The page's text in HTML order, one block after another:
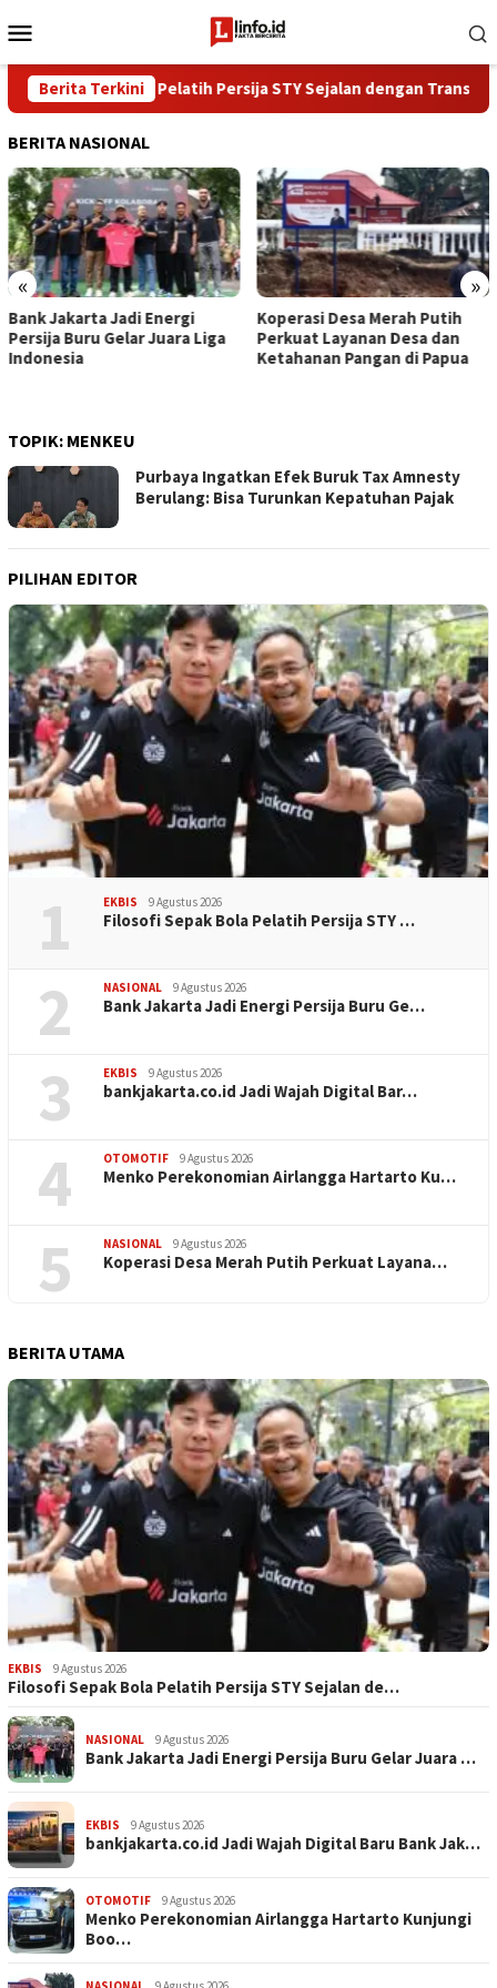
ke
Mobile
Berita Terkini
Sepak Bola Pelatih Persija STY Sejalan dengan
BERITA NASIONAL
« »
Jakarta Jadi Energi
Buru Gelar Juara Liga
Koperasi Desa Merah Putih
Perkuat Layanan Desa dan
Ketahanan Pangan di Papua
TOPIK: MENKEU
Purbaya Ingatkan Efek Buruk Tax Amnesty
Berulang: Bisa Turunkan Kepatuhan Pajak
PILIHAN EDITOR
1 EKBIS 9 Agustus 2026
Filosofi Sepak Bola Pelatih Persija STY …
2 NASIONAL 9 Agustus 2026
Bank Jakarta Jadi Energi Persija Buru Ge…
3 EKBIS 9 Agustus 2026
bankjakarta.co.id Jadi Wajah Digital Bar…
4 OTOMOTIF 9 Agustus 2026
Menko Perekonomian Airlangga Hartarto Ku…
5 NASIONAL 9 Agustus 2026
Koperasi Desa Merah Putih Perkuat Layana…
BERITA UTAMA
EKBIS 9 Agustus 2026
Filosofi Sepak Bola Pelatih Persija STY Sejalan de…
NASIONAL 9 Agustus 2026
Bank Jakarta Jadi Energi Persija Buru Gelar Juara …
EKBIS 9 Agustus 2026
bankjakarta.co.id Jadi Wajah Digital Baru Bank Jak…
OTOMOTIF 9 Agustus 2026
Menko Perekonomian Airlangga Hartarto Kunjungi
Boo…